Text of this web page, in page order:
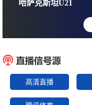
哈萨克斯坦U21
高清直播